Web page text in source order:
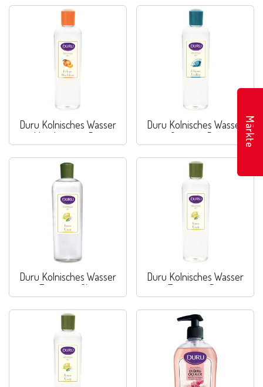
Duru Kolnisches Wasser
Mandarine in Pet
Duru Kolnisches Wasser
Ozean in Pet
Duru Kolnisches Wasser
Zitrone in Glas
Duru Kolnisches Wasser
Zitrone in Pet
Märkte